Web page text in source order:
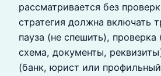
рассматривается без
стратегия должна включать
пауза (не спешить), проверка
схема, документы,
(банк, юрист или